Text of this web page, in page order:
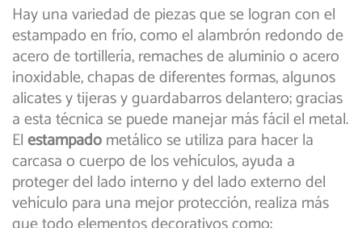
Hay una variedad de piezas que se logran con el
estampado en frío, como el alambrón redondo de
acero de tortillería, remaches de aluminio o acero
inoxidable, chapas de diferentes formas, algunos
alicates y tijeras y guardabarros delantero; gracias
a esta técnica se puede manejar más fácil el metal.
Elestampadometálico se utiliza para hacer la
carcasa o cuerpo de los vehículos, ayuda a
proteger del lado interno y del lado externo del
vehículo para una mejor protección, realiza más